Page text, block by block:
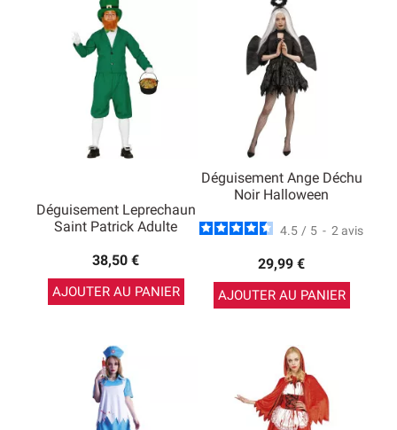
Déguisement Leprechaun
Saint Patrick Adulte
38,50 €
AJOUTER AU PANIER
Déguisement Ange Déchu
Noir Halloween
4.5 / 5 - 2 avis
29,99 €
AJOUTER AU PANIER